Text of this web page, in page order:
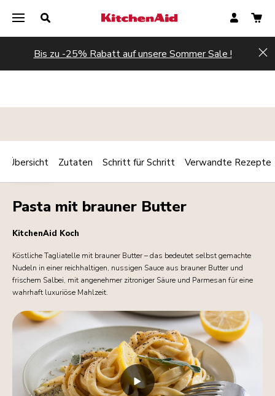
Bis zu -25% Rabatt auf unsere Sommer Sale !
PASTA Print
Share
Pasta mit brauner Butter
KitchenAid Koch
Köstliche Tagliatelle mit brauner Butter – das bedeutet selbst gemachte
Nudeln in einer reichhaltigen, nussigen Sauce aus brauner Butter und
frischem Salbei, mit angenehmer zitroniger Säure und Parmesan für eine
wahrhaft luxuriöse Mahlzeit.
Übersicht Zutaten Schritt für Schritt Verwandte Rezepte